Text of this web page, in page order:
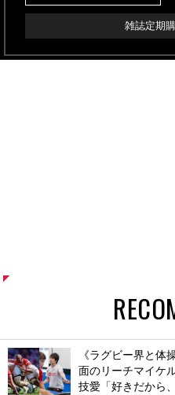
雑誌定期
《ラグビー界と体
面のリーチマイケ
技愛「好きだから